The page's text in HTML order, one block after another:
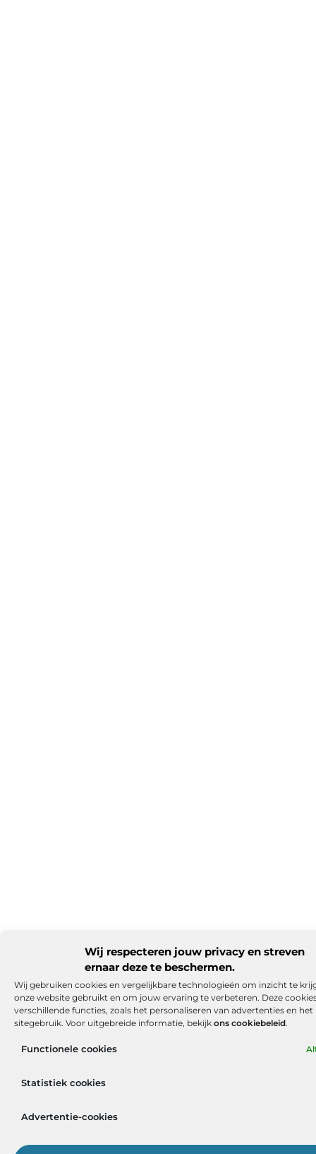
Wij respecteren jouw privacy en streven
ernaar deze te beschermen.
Wij gebruiken cookies en vergelijkbare technologieën om inzicht te
onze website gebruikt en om jouw ervaring te verbeteren. Deze
verschillende functies, zoals het personaliseren van advertenties en
sitegebruik. Voor uitgebreide informatie, bekijk ons cookiebeleid.
Functionele cookies
Statistiek cookies
Advertentie-cookies